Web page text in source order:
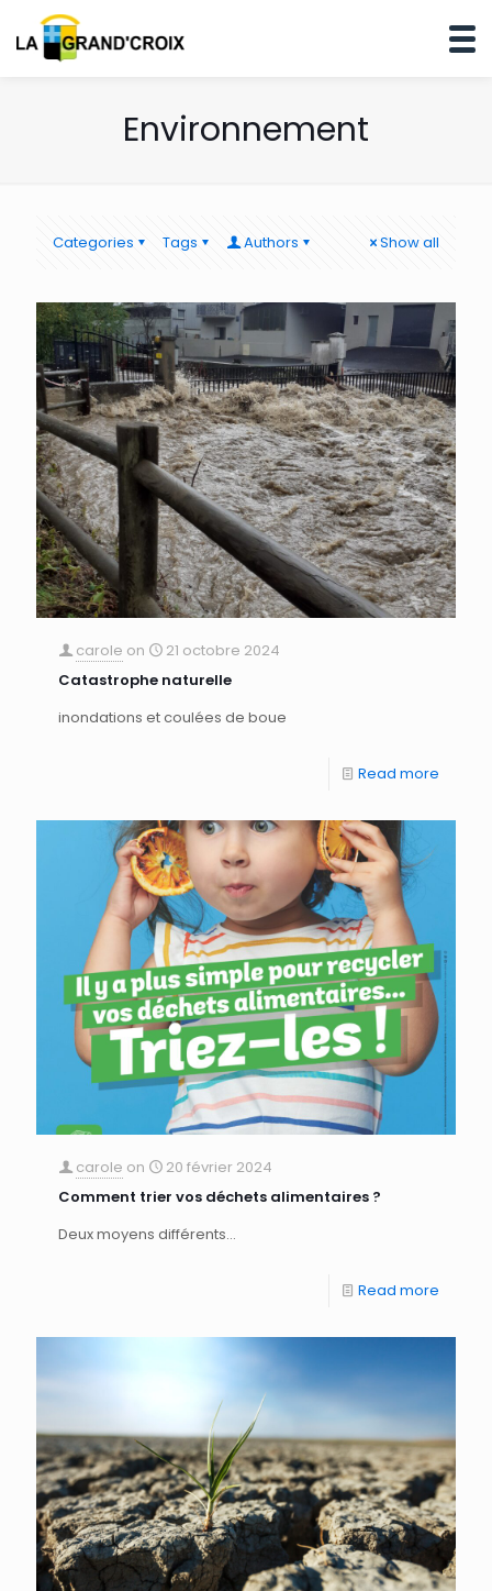
Environnement
Categories Tags Authors Show all
carole on
21 octobre 2024
Catastrophe naturelle
inondations et coulées de boue
Read more
carole on
20 février 2024
Comment trier vos déchets alimentaires ?
Deux moyens différents...
Read more